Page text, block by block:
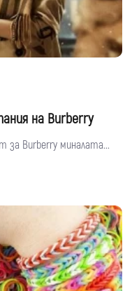
на Burberry
за Burberry миналата...